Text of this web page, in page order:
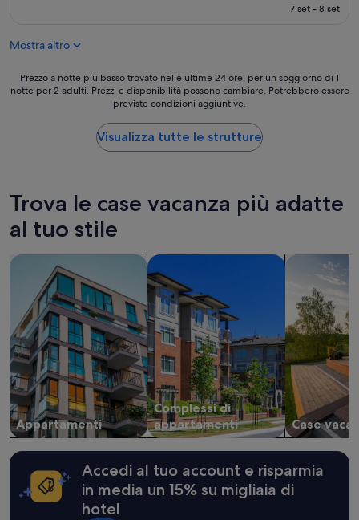
attuale
7 set - 8 set
Mostra altro
Prezzo
a
24
ore,
per
un
soggiorno
di
notte
adulti.
Prezzi
e
disponibilità
possono
cambiare.
Potrebbero
essere
previste
condizioni
aggiuntive.
Prezzo a notte più basso trovato nelle ultime 24 ore, per un soggiorno di 1
notte per 2 adulti. Prezzi e disponibilità possono cambiare. Potrebbero essere
previste condizioni aggiuntive.
Visualizza tutte le strutture
Trova le case vacanza più adatte
al tuo stile
Appartamenti
cerca appartamenti
Complessi di
appartamenti
cerca complessi di appartamenti
Case
cerca case
Accedi al tuo account e risparmia
in media un 15% su migliaia di
hotel